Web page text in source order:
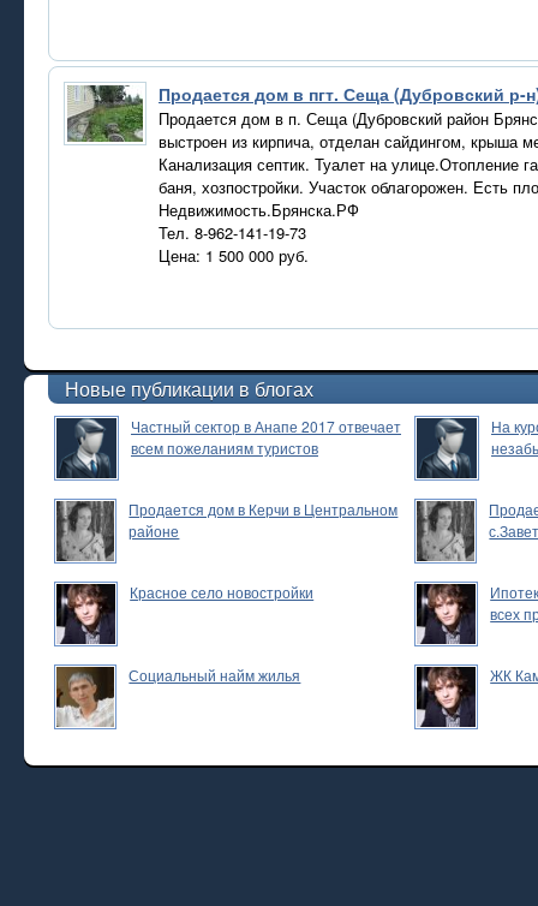
Продается дом в пгт. Сеща (Дубровский р-
Продается дом в п. Сеща (Дубровский район
выстроен из кирпича, отделан сайдингом, крыша
Канализация септик. Туалет на улице.Отопление
баня, хозпостройки. Участок облагорожен. Есть
Недвижимость.Брянска.РФ
Тел. 8-962-141-19-73
Цена: 1 500 000 руб.
Новые публикации в блогах
Частный сектор в Анапе 2017 отвечает
всем пожеланиям туристов
На
Продается дом в Керчи в Центральном
районе
Красное село новостройки
всех
Социальный найм жилья ЖК